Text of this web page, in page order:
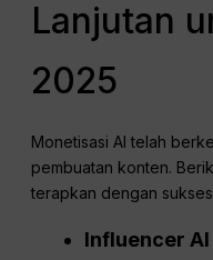
Lanjutan
2025
Monetisasi AI telah
pembuatan konten.
terapkan dengan
Influencer AI